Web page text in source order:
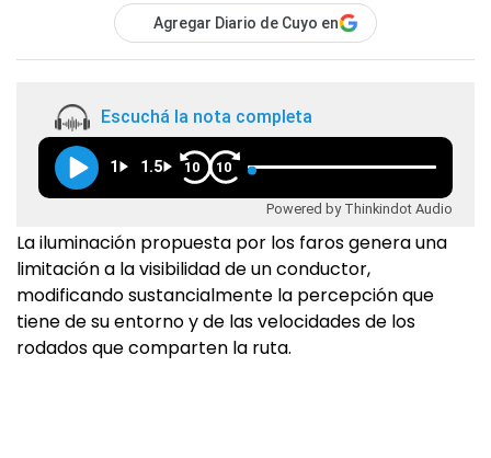
Agregar Diario de Cuyo en
Escuchá la nota completa
1 1.5 10 10
Powered by Thinkindot Audio
La iluminación propuesta por los faros genera una
limitación a la visibilidad de un conductor,
modificando sustancialmente la percepción que
tiene de su entorno y de las velocidades de los
rodados que comparten la ruta.